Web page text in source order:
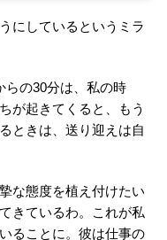
にしているというミラ
らの30分は、私の時
が起きてくると、もう
ときは、送り迎えは自
な態度を植え付けたい
きているわ。これが私
ることに。彼は仕事の